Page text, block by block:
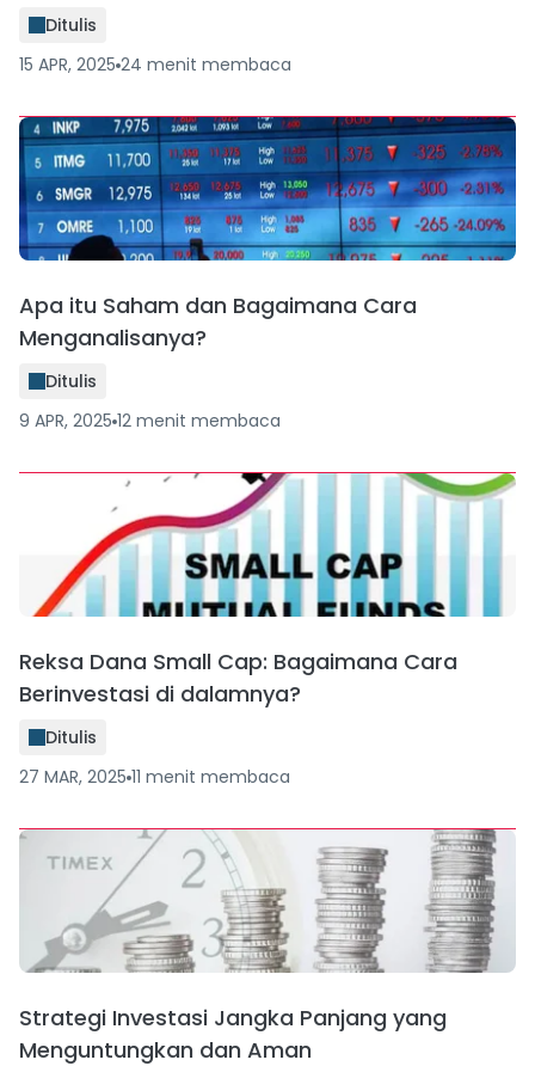
Ditulis
15 APR, 2025 24 menit membaca
Apa itu Saham dan Bagaimana Cara
Menganalisanya?
Ditulis
9 APR, 2025 12 menit membaca
Reksa Dana Small Cap: Bagaimana Cara
Berinvestasi di dalamnya?
Ditulis
27 MAR, 2025 11 menit membaca
Strategi Investasi Jangka Panjang yang
Menguntungkan dan Aman